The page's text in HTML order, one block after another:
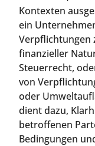
Kontexten
ein
Verpflichtungen
finanzieller
Steuerrecht,
von
oder
dient dazu,
betroffenen
Bedingungen